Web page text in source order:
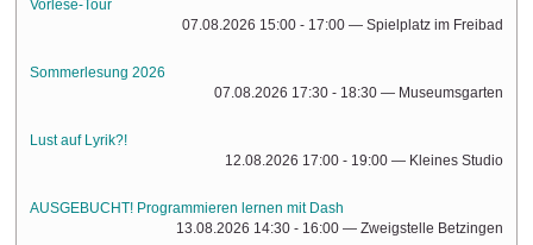
Vorlese-Tour
07.08.2026 15:00 - 17:00 — Spielplatz im Freibad
Sommerlesung 2026
07.08.2026 17:30 - 18:30 — Museumsgarten
Lust auf Lyrik?!
12.08.2026 17:00 - 19:00 — Kleines Studio
AUSGEBUCHT! Programmieren lernen mit Dash
13.08.2026 14:30 - 16:00 — Zweigstelle Betzingen